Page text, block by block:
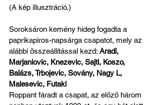
(A kép illusztráció.)
Soroksáron kemény hideg fogadta a
paprikapiros-napsárga csapatot, mely az
alábbi összeállítással kezd: Aradi,
Marjaniovic, Knezevic, Sajti, Koszo,
Balázs, Trbojevic, Sovány, Nagy L,
Malesevic, Futaki
Roppant fáradt a csapat, az előző három